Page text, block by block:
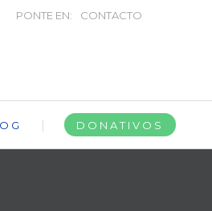
PONTE EN: CONTACTO
DONATIVOS